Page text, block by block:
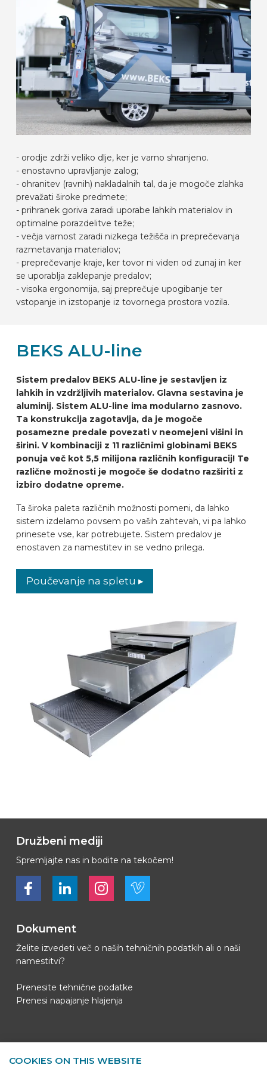
- orodje zdrži veliko dlje, ker je varno shranjeno.
- enostavno upravljanje zalog;
- ohranitev (ravnih) nakladalnih tal, da je mogoče zlahka
prevažati široke predmete;
- prihranek goriva zaradi uporabe lahkih materialov in
optimalne porazdelitve teže;
- večja varnost zaradi nizkega težišča in preprečevanja
razmetavanja materialov;
- preprečevanje kraje, ker tovor ni viden od zunaj in ker
se uporablja zaklepanje predalov;
- visoka ergonomija, saj preprečuje upogibanje ter
vstopanje in izstopanje iz tovornega prostora vozila.
BEKS ALU-line
Sistem predalov BEKS ALU-line je sestavljen iz
lahkih in vzdržljivih materialov. Glavna sestavina je
aluminij. Sistem ALU-line ima modularno zasnovo.
Ta konstrukcija zagotavlja, da je mogoče
posamezne predale povezati v neomejeni višini in
širini. V kombinaciji z 11 različnimi globinami BEKS
ponuja več kot 5,5 milijona različnih konfiguracij! Te
različne možnosti je mogoče še dodatno razširiti z
izbiro dodatne opreme.
Ta široka paleta različnih možnosti pomeni, da lahko
sistem izdelamo povsem po vaših zahtevah, vi pa lahko
prinesete vse, kar potrebujete. Sistem predalov je
enostaven za namestitev in se vedno prilega.
Poučevanje na spletu ▸
Družbeni mediji
Spremljajte nas in bodite na tekočem!
Bekijk ons op FacebookBekijk ons op LinkedInBekijk ons op LinkedInBekijk ons op Vimeo
Dokument
Želite izvedeti več o naših tehničnih podatkih ali o naši
namestitvi?
Prenesite tehnične podatke
Prenesi napajanje hlajenja
COOKIES ON THIS WEBSITE